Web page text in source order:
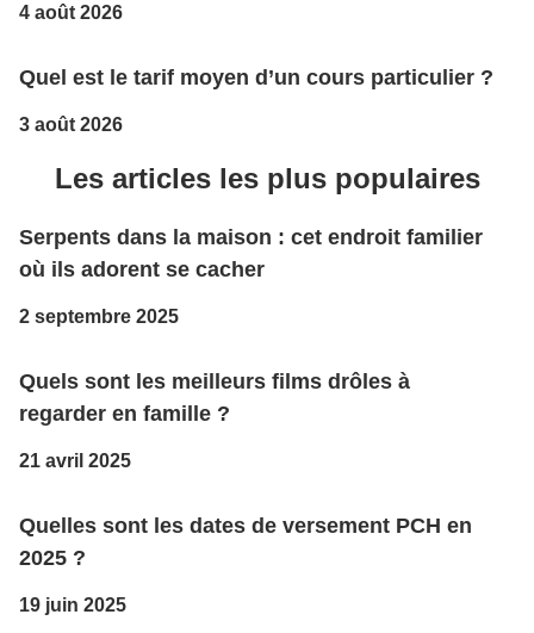
4 août 2026
Quel est le tarif moyen d’un cours particulier ?
3 août 2026
Les articles les plus populaires
Serpents dans la maison : cet endroit familier
où ils adorent se cacher
2 septembre 2025
Quels sont les meilleurs films drôles à
regarder en famille ?
21 avril 2025
Quelles sont les dates de versement PCH en
2025 ?
19 juin 2025